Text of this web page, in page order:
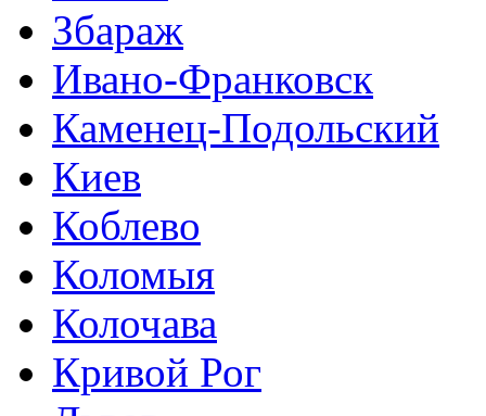
Збараж
Ивано-Франковск
Каменец-Подольский
Киев
Коблево
Коломыя
Колочава
Кривой Рог